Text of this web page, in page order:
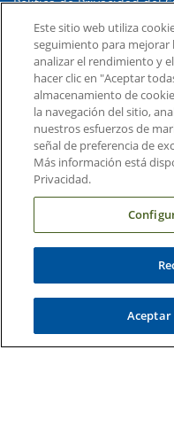
Información y
Acerca de Duke Health
Contáctenos
Carreras en Duke Health
Sala de Prensa de Duke
Suscripción al Correo
Médicos Derivadores
Enlaces relacionados
Duke Cancer Institute
Duke Children's
Este sitio web utiliza
seguimiento para mejorar
analizar el rendimiento y
hacer clic en "Aceptar
almacenamiento de
la navegación del sitio,
nuestros esfuerzos de
señal de preferencia de
Más información está
Privacidad.
Aceptar